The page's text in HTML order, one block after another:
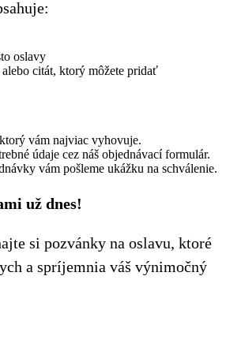
oslavy
citát, ktorý môžete pridať
vám najviac vyhovuje.
údaje cez náš objednávací formulár.
vám pošleme ukážku na schválenie.
už dnes!
si pozvánky na oslavu, ktoré
a spríjemnia váš výnimočný